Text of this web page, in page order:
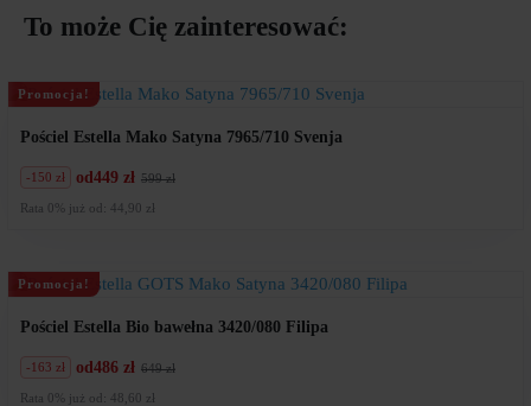
To może Cię zainteresować:
Promocja!
Pościel Estella Mako Satyna 7965/710 Svenja
od 599 zł
Pierwotna
cena
449 zł
Aktualna
cena
-150 zł
Rata 0% już od: 44,90 zł
Promocja!
Pościel Estella Bio bawełna 3420/080 Filipa
od 649 zł
Pierwotna
cena
486 zł
Aktualna
cena
-163 zł
Rata 0% już od: 48,60 zł